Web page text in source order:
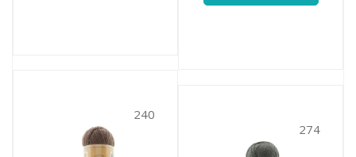
240
274